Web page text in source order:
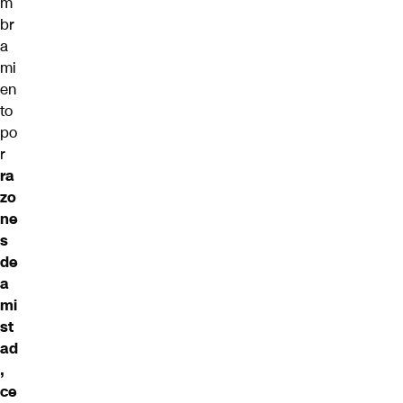
br
a
mi
en
to
po
r
ra
zo
ne
s
de
a
mi
st
ad
,
ce